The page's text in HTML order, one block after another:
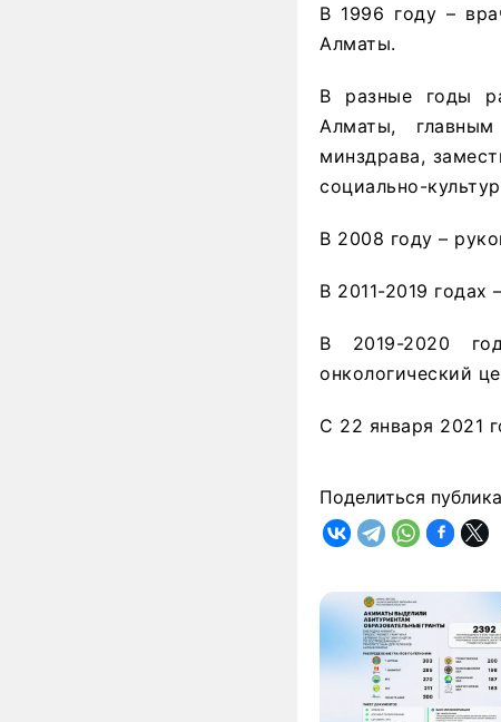
В 1996 году –
Алматы.
В разные годы
Алматы,
минздрава,
социально-
В 2008 году –
В 2011-2019 годах
В 2019-2020
онкологический
С 22 января 2021
Поделиться